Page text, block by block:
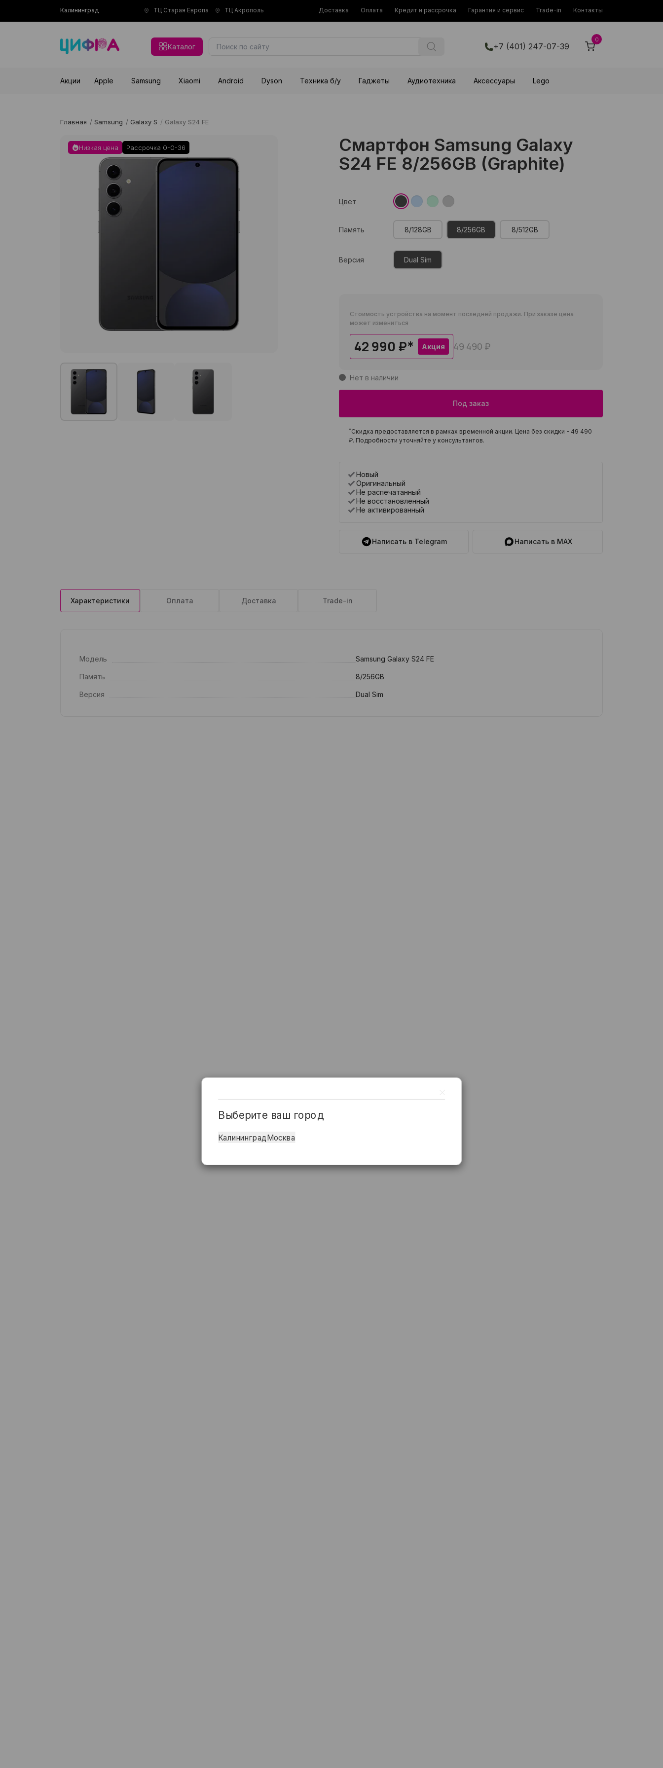
Калининград ТЦ Старая Европа ТЦ Акрополь Доставка Оплата Кредит и рассрочка Гарантия и сервис Trade-in Контакты
Каталог +7 (401) 247-07-39
0
Акции Apple Samsung Xiaomi Android Dyson Техника б/у Гаджеты Аудиотехника Аксессуары Lego
Главная / Samsung / Galaxy S / Galaxy S24 FE
Низкая цена Рассрочка 0-0-36
Смартфон Samsung Galaxy
S24 FE 8/256GB (Graphite)
Цвет
Память 8/128GB 8/256GB 8/512GB
Версия Dual Sim
Стоимость устройства на момент последней продажи. При заказе цена
может измениться
42 990 ₽* Акция 49 490 ₽
Нет в наличии
Под заказ
*Скидка предоставляется в рамках временной акции. Цена без скидки - 49 490
₽. Подробности уточняйте у консультантов.
Новый
Оригинальный
Не распечатанный
Не восстановленный
Не активированный
Написать в Telegram Написать в MAX
Характеристики Оплата Доставка Trade-in
Модель Samsung Galaxy S24 FE
Память 8/256GB
Версия Dual Sim
Выберите ваш город
КалининградМосква